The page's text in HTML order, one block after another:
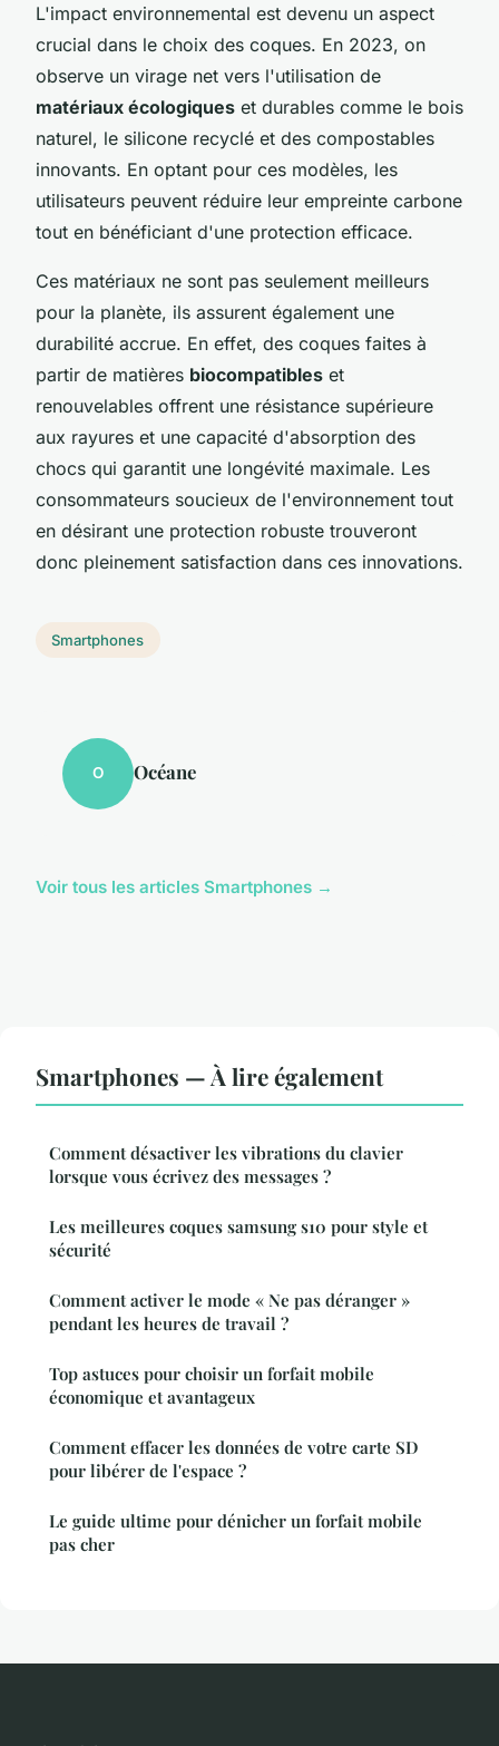
L'impact environnemental est devenu un aspect
crucial dans le choix des coques. En 2023, on
observe un virage net vers l'utilisation de
matériaux écologiques et durables comme le bois
naturel, le silicone recyclé et des compostables
innovants. En optant pour ces modèles, les
utilisateurs peuvent réduire leur empreinte carbone
tout en bénéficiant d'une protection efficace.
Ces matériaux ne sont pas seulement meilleurs
pour la planète, ils assurent également une
durabilité accrue. En effet, des coques faites à
partir de matières biocompatibles et
renouvelables offrent une résistance supérieure
aux rayures et une capacité d'absorption des
chocs qui garantit une longévité maximale. Les
consommateurs soucieux de l'environnement tout
en désirant une protection robuste trouveront
donc pleinement satisfaction dans ces innovations.
Smartphones
O Océane
Voir tous les articles Smartphones →
Smartphones — À lire également
Comment désactiver les vibrations du clavier
lorsque vous écrivez des messages ?
Les meilleures coques samsung s10 pour style et
sécurité
Comment activer le mode « Ne pas déranger »
pendant les heures de travail ?
Top astuces pour choisir un forfait mobile
économique et avantageux
Comment effacer les données de votre carte SD
pour libérer de l'espace ?
Le guide ultime pour dénicher un forfait mobile
pas cher